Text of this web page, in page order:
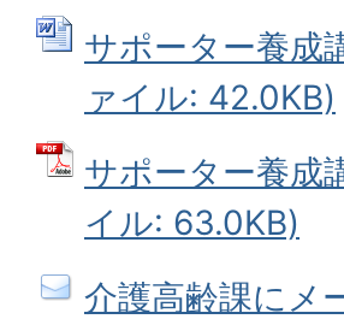
サポーター養成
ァイル: 42.0KB)
サポーター養成
イル: 63.0KB)
介護高齢課にメ